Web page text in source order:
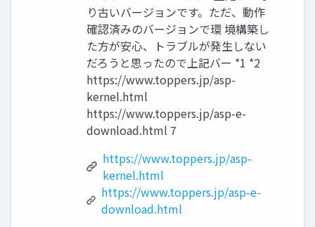
り古いバージョンです。ただ、動作
確認済みのバージョンで環 境構築し
た方が安心、トラブルが発生しない
だろうと思ったので上記バー *1 *2
https://www.toppers.jp/asp-
kernel.html
https://www.toppers.jp/asp-e-
download.html 7
https://www.toppers.jp/asp-
kernel.html
https://www.toppers.jp/asp-e-
download.html